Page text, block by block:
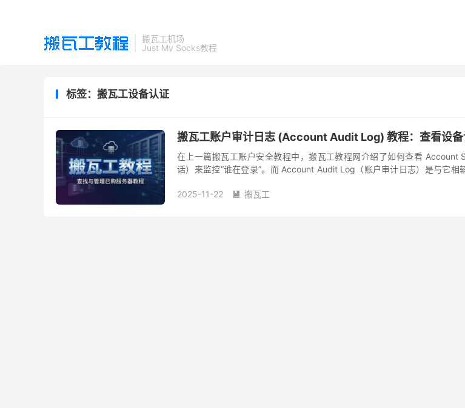
搬瓦工机场
Just My Socks教程
标签：搬瓦工设备认证
搬瓦工账户审计日志 (Account Audit Log) 教程：查看设备
在上一篇搬瓦工账户安全教程中，搬瓦工教程网介绍了如何查看 Account
话）来监控“谁在登录”。而 Account Audit Log（账户审计日志）是与它相
2025-11-22
 搬瓦工